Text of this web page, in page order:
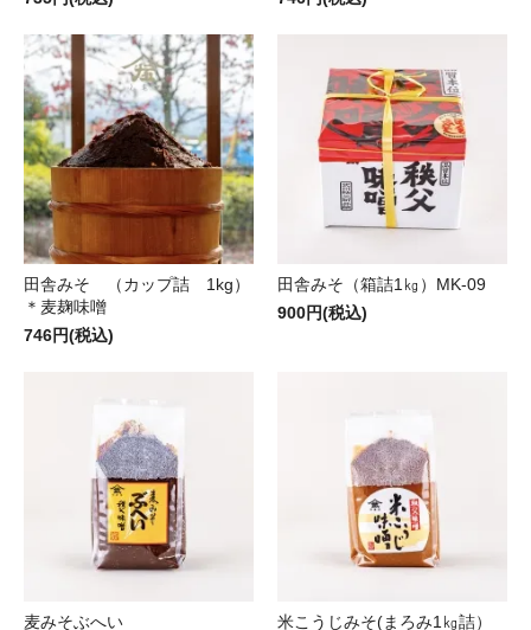
田舎みそ （カップ詰 1kg）
＊麦麹味噌
746円(税込)
田舎みそ（箱詰1㎏）MK-09
900円(税込)
麦みそぶへい
米こうじみそ(まろみ1㎏詰）